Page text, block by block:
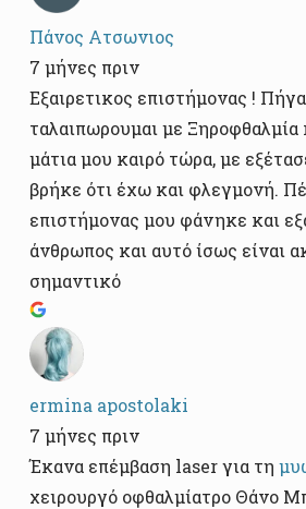
Πάνος Ατσωνιος
7 μήνες πριν
Εξαιρετικος επιστήμονας ! Πήγα
ταλαιπωρουμαι με Ξηροφθαλμία
μάτια μου καιρό τώρα, με
βρήκε ότι έχω και φλεγμονή.
επιστήμονας μου φάνηκε και
άνθρωπος και αυτό ίσως είναι
σημαντικό
ermina apostolaki
7 μήνες πριν
Έκανα επέμβαση laser για τη
χειρουργό οφθαλμίατρο Θάνο